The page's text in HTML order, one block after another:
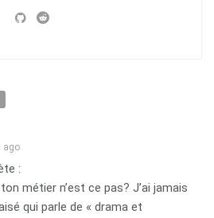
ago
:
métier n’est ce pas? J’ai jamais
qui parle de « drama et